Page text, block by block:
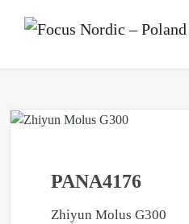
PANA4176
Zhiyun Molus G300